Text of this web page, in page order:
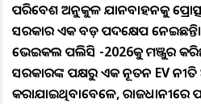
ପରିବେଶ ଅନୁକୁଳ ଯାନବାହନକୁ
ସରକାର ଏକ ବଡ଼ ପଦକ୍ଷେପ ନେଇଛନ୍ତି।
ଭେଇକଲ ପଲିସି -2026କୁ ମଞ୍ଜୁର
ସରକାରଙ୍କ ପକ୍ଷରୁ ଏକ ନୂତନ EV
କରାଯାଇଥିବାବେଳେ,